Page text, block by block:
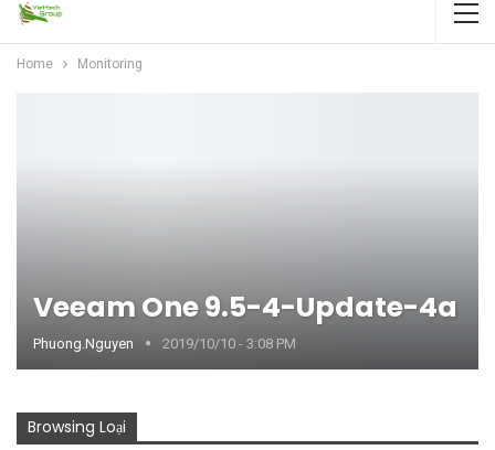
Home Monitoring
Veeam One 9.5-4-Update-4a
Phuong.nguyen 2019/10/10 - 3:08 PM
Browsing Loại